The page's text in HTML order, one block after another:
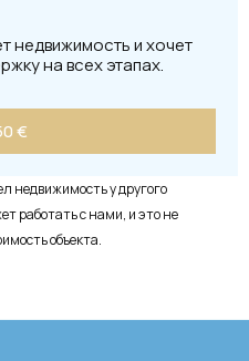
недвижимость и хочет
на всех этапах.
€
недвижимость у другого
работать с нами, и это не
объекта.